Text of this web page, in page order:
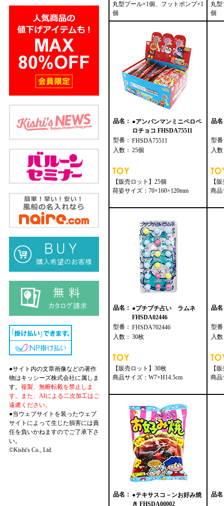
●サイト内の文章画像などの著作
物はキッシーズ株式会社に属しま
す。 複製、無断転載を禁止しま
す。また、AIによる二次加工はご
遠慮ください。
●当ウェブサイトを装ったウェブ
サイトによって生じた損害には責
任を負いかねますのでご了承下さ
い。
©Kishi's Co., Ltd.
丸型プール×1個、フットポンプ×1
個
丸
個
品名： ●アンパンマンミニペロペ
ロチョコ FHSDA75511
型番： FHSDA75511
入数： 25個
【販売ロット】25個
荷姿サイズ：70×160×120mm
品
型
入
【
商品
品名： ●プチプチ占い ラムネ
FHSDA02446
型番： FHSDA702446
入数： 30枚
【販売ロット】30枚
商品サイズ：W7×H14.5cm
品
型
入
【
商品
品名： ●テキサスコ－ンお好み焼
き FHSDA00002
品